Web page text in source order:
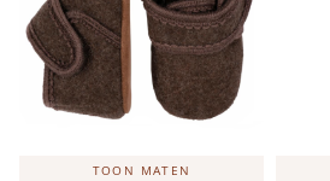
TOON MATEN